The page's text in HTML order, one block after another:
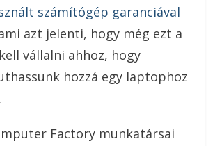
számítógép garanciával
azt jelenti, hogy még ezt a
vállalni ahhoz, hogy
hozzá egy laptophoz
Factory munkatársai